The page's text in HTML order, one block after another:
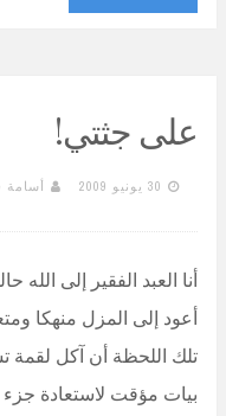
على جثتي!
30 يونيو 2009 أسامة
أنا العبد الفقير إلى
أعود إلى المزل منهكا
تلك اللحظة أن آكل لقمة
بيات مؤقت لاستعادة